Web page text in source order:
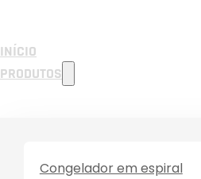
INÍCIO
PRODUTOS
Congelador em espiral